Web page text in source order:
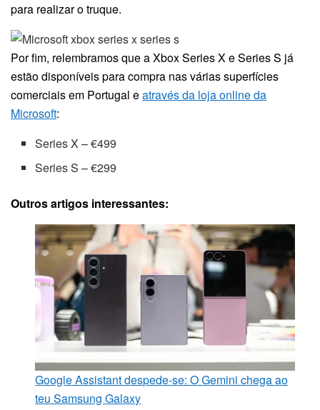
para realizar o truque.
Por fim, relembramos que a Xbox Series X e Series S já
estão disponíveis para compra nas várias superfícies
comerciais em Portugal eatravés da loja online da
Microsoft:
Series X – €499
Series S – €299
Outros artigos interessantes:
Google Assistant despede-se: O Gemini chega ao
teu Samsung Galaxy